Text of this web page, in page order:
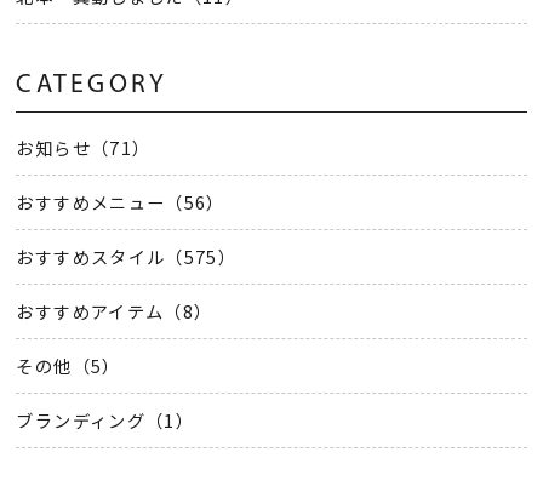
CATEGORY
お知らせ（71）
おすすめメニュー（56）
おすすめスタイル（575）
おすすめアイテム（8）
その他（5）
ブランディング（1）